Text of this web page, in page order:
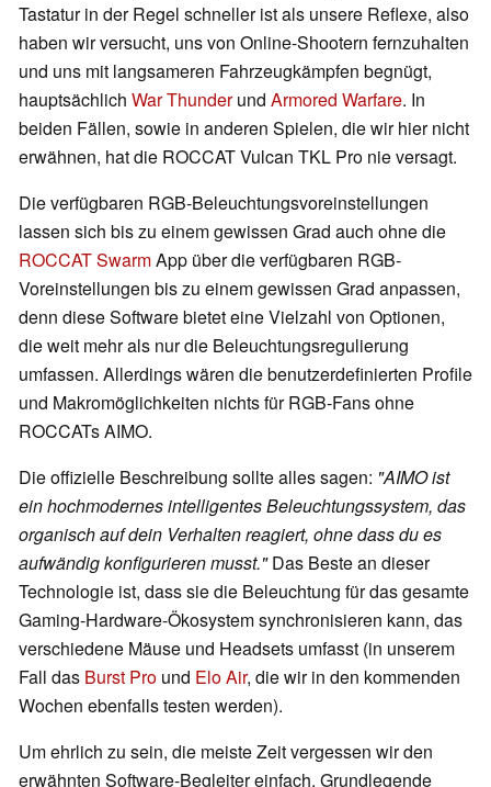
Tastatur in der Regel schneller ist als unsere Reflexe, also
haben wir versucht, uns von Online-Shootern fernzuhalten
und uns mit langsameren Fahrzeugkämpfen begnügt,
hauptsächlich War Thunderund Armored Warfare. In
beiden Fällen, sowie in anderen Spielen, die wir hier nicht
erwähnen, hat die ROCCAT Vulcan TKL Pro nie versagt.
Die verfügbaren RGB-Beleuchtungsvoreinstellungen
lassen sich bis zu einem gewissen Grad auch ohne die
ROCCAT SwarmApp über die verfügbaren RGB-
Voreinstellungen bis zu einem gewissen Grad anpassen,
denn diese Software bietet eine Vielzahl von Optionen,
die weit mehr als nur die Beleuchtungsregulierung
umfassen. Allerdings wären die benutzerdefinierten Profile
und Makromöglichkeiten nichts für RGB-Fans ohne
ROCCATs AIMO.
Die offizielle Beschreibung sollte alles sagen: "AIMO ist
ein hochmodernes intelligentes Beleuchtungssystem, das
organisch auf dein Verhalten reagiert, ohne dass du es
aufwändig konfigurieren musst."Das Beste an dieser
Technologie ist, dass sie die Beleuchtung für das gesamte
Gaming-Hardware-Ökosystem synchronisieren kann, das
verschiedene Mäuse und Headsets umfasst (in unserem
Fall das Burst Pro und Elo Air, die wir in den kommenden
Wochen ebenfalls testen werden).
Um ehrlich zu sein, die meiste Zeit vergessen wir den
erwähnten Software-Begleiter einfach. Grundlegende